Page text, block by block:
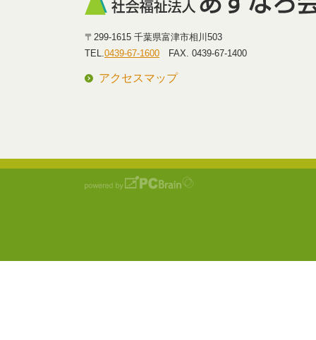
〒299-1615 千葉県富津市相川503
TEL.0439-67-1600 FAX. 0439-67-1400
アクセスマップ